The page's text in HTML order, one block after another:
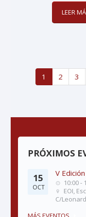
LEER
1 2 3
PRÓXIMOS
15
OCT
V
10:00 -
EOI,
C/